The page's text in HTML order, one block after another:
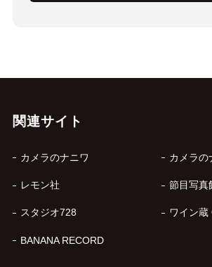
関連サイト
カメラのナニワ カメラの
レモン社 節目写真
スタジオ728 ワイン蔵
BANANA RECORD